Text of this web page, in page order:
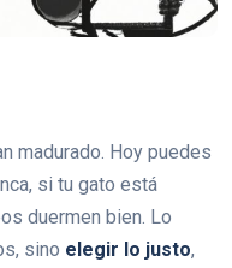
madurado. Hoy puedes
si tu gato está
duermen bien. Lo
sino elegir lo justo,